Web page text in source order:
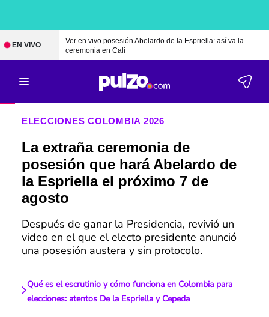
EN VIVO
Ver en vivo posesión Abelardo de la Espriella: así va la
ceremonia en Cali
ELECCIONES COLOMBIA 2026
La extraña ceremonia de
posesión que hará Abelardo de
la Espriella el próximo 7 de
agosto
Después de ganar la Presidencia, revivió un
video en el que el electo presidente anunció
una posesión austera y sin protocolo.
Qué es el escrutinio y cómo funciona en Colombia para
elecciones: atentos De la Espriella y Cepeda